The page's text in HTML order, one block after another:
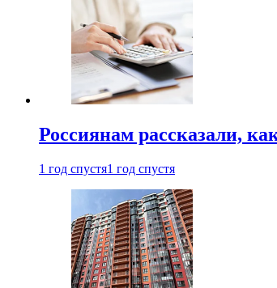
Россиянам рассказали,
1 год спустя1 год спустя